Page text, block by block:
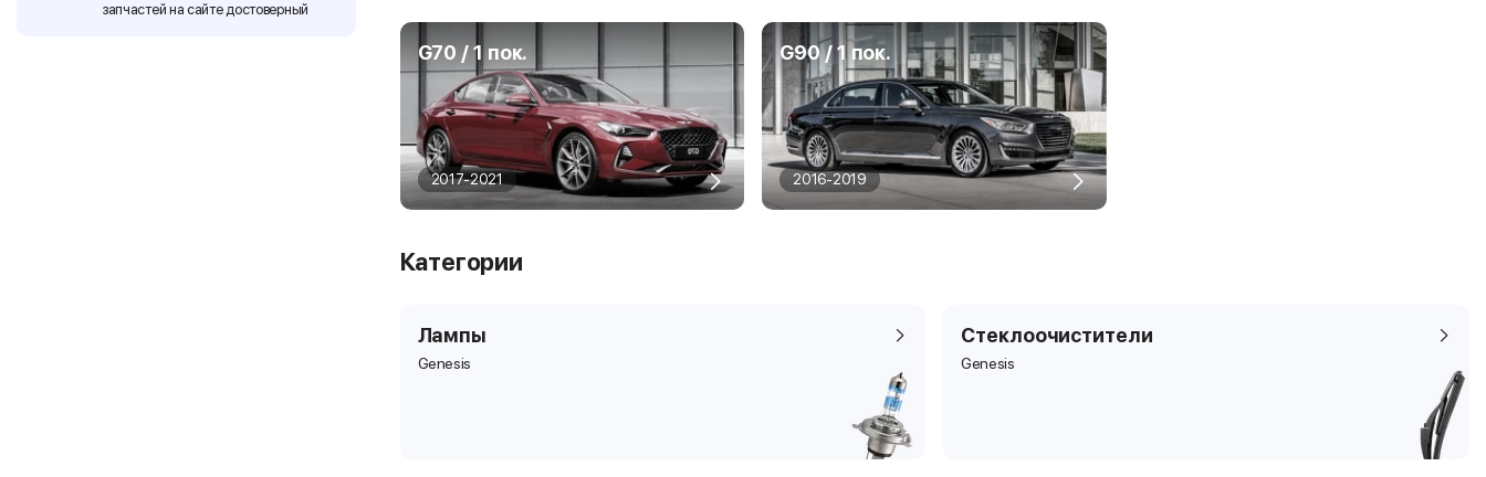
запчастей на сайте достоверный
G70 / 1 пок.
2017-2021
G90 / 1 пок.
2016-2019
Категории
Лампы
Genesis
Стеклоочистители
Genesis